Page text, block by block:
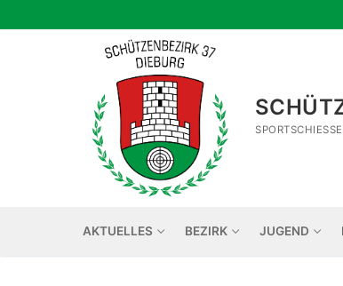
Inhalt
AKTUELLES BEZIRK JUGEND